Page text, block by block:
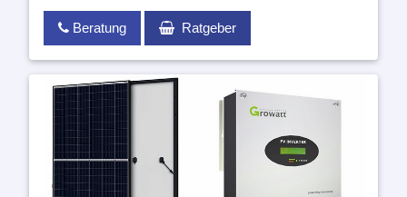
Beratung Ratgeber